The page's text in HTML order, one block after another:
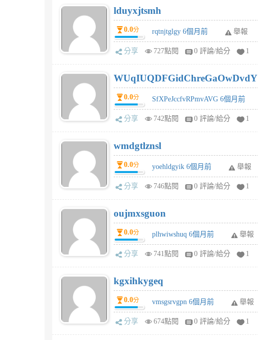
lduyxjtsmh
0.0分 rqtnjtglgy 6個月前 舉報
分享 727點閱 0 評論/給分 1
WUqIUQDFGidChreGaOwDvdY
0.0分 SfXPeJccfvRPmvAVG 6個月前
分享 742點閱 0 評論/給分 1
wmdgtlznsl
0.0分 yoehldgyik 6個月前 舉報
分享 746點閱 0 評論/給分 1
oujmxsguon
0.0分 plhwiwshuq 6個月前 舉報
分享 741點閱 0 評論/給分 1
kgxihkygeq
0.0分 vmsgsrvgpn 6個月前 舉報
分享 674點閱 0 評論/給分 1